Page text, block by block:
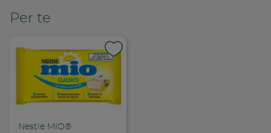
Per te
Nestlé MIO®